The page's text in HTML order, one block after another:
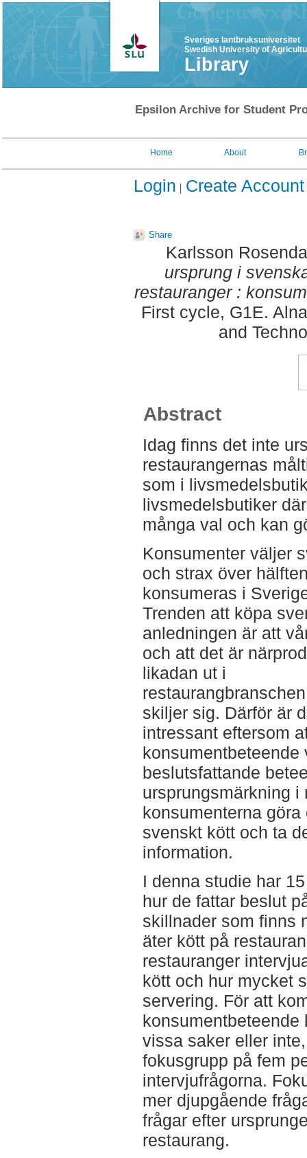
Sveriges lantbruksuniversitet
Swedish University of
Library
Epsilon Archive for Student
Home About
Login Create Account
Share
Karlsson
ursprung i
restauranger :
First cycle, G1E.
and
Abstract
Idag finns det inte
restaurangernas
som i
livsmedelsbutiker
många val och kan
Konsumenter väljer
och strax över
konsumeras i
Trenden att köpa
anledningen är att
och att det är
likadan ut i
skiljer sig. Därför är
intressant eftersom
beslutsfattande
ursprungsmärkning i
konsumenterna
svenskt kött och ta
information.
I denna studie har
hur de fattar beslut
skillnader som finns
äter kött på
restauranger
kött och hur mycket
servering. För att
konsumentbeteende
vissa saker eller
fokusgrupp på fem
intervjufrågorna.
mer djupgående
frågar efter
restaurang.